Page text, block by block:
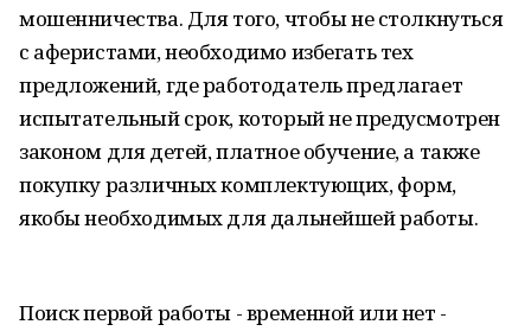
мошенничества. Для того, чтобы не столкнуться
с аферистами, необходимо избегать тех
предложений, где работодатель предлагает
испытательный срок, который не предусмотрен
законом для детей, платное обучение, а также
покупку различных комплектующих, форм,
якобы необходимых для дальнейшей работы.
Поиск первой работы - временной или нет -